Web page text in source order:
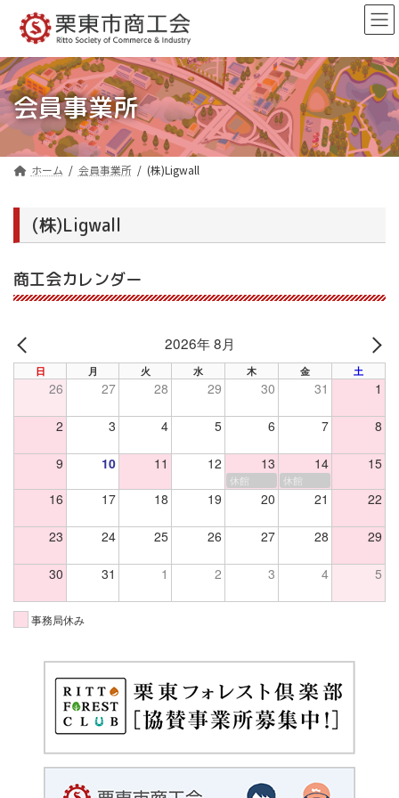
ン
ツ
へ
ス
キ
ッ
ー
シ
ョ
ン
に
移
会員事業所
ホーム 会員事業所 (株)Ligwall
(株)Ligwall
商工会カレンダー
PREV
2026年 8月
日 月 火 水 木 金 土
26 27 28 29 30 31 1
2 3 4 5 6 7 8
9 10 11 12 13 14 15
休館 休館
16 17 18 19 20 21 22
23 24 25 26 27 28 29
30 31 1 2 3 4 5
事務局休み